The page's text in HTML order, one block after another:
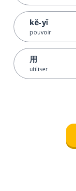
kě-yǐ
pouvoir
用
utiliser